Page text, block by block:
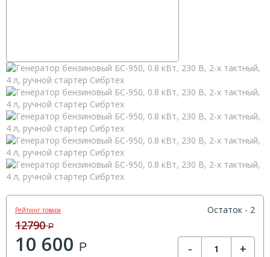
Рейтинг товара Остаток - 2
12790Р
10 600 Р - +